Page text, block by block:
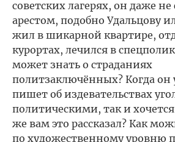
советских лагерях, он даже не
арестом, подобно Удальцову
жил в шикарной квартире,
курортах, лечился в
может знать о страданиях
политзаключённых? Когда он
пишет об издевательствах
политическими, так и
же вам это рассказал? Как
по художественному уровню